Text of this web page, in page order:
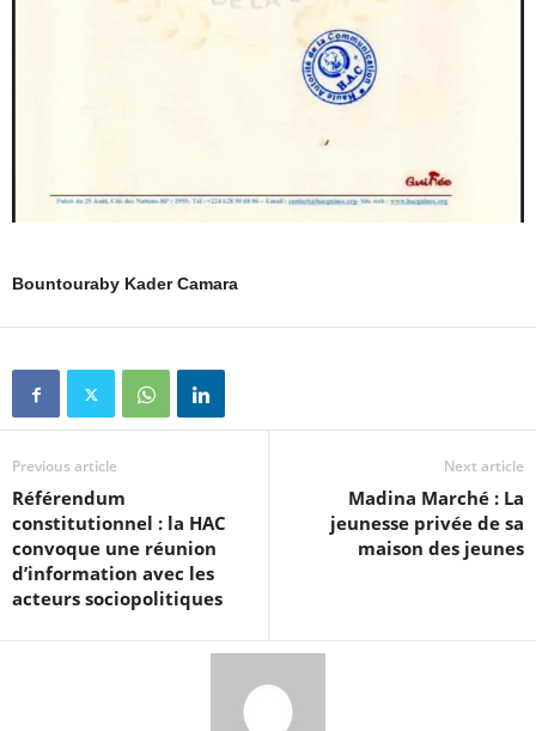
Bountouraby Kader Camara
Previous article
Référendum
constitutionnel : la HAC
convoque une réunion
d’information avec les
acteurs sociopolitiques
Next article
Madina Marché : La
jeunesse privée de sa
maison des jeunes